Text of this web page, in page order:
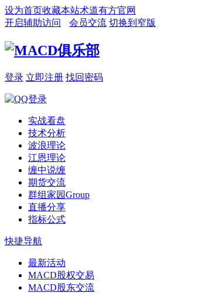
设为首页收藏本站术道有方官网
开启辅助访问
会员交流 切换到窄版
登录 立即注册 找回密码
实战看盘
技术分析
波浪理论
江恩理论
缠中说缠
期货交流
群组家园Group
直播分享
指标公式
快捷导航
最新活动
MACD股权交易
MACD股东交流